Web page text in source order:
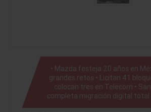
• Mazda festeja 20 años en
grandes retos • Licitan 41
colocan tres en Telecom •
completa migración digital total